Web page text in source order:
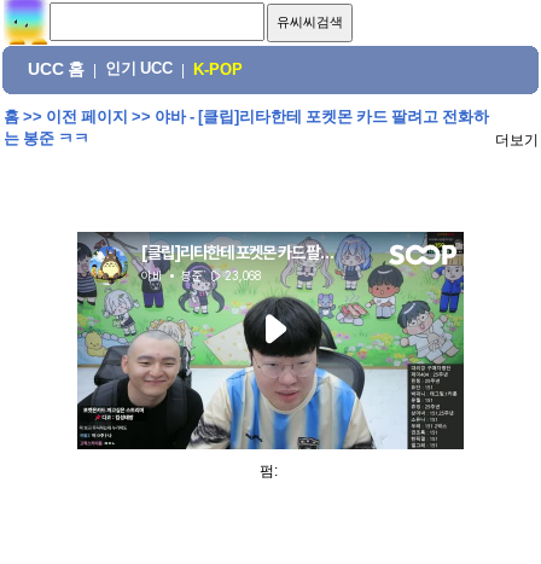
UCC 홈 인기 UCC K-POP
홈>> 이전 페이지 >> 야바 - [클립]리타한테 포켓몬 카드 팔려고 전화하
는 봉준 ㅋㅋ
더보기
펌: